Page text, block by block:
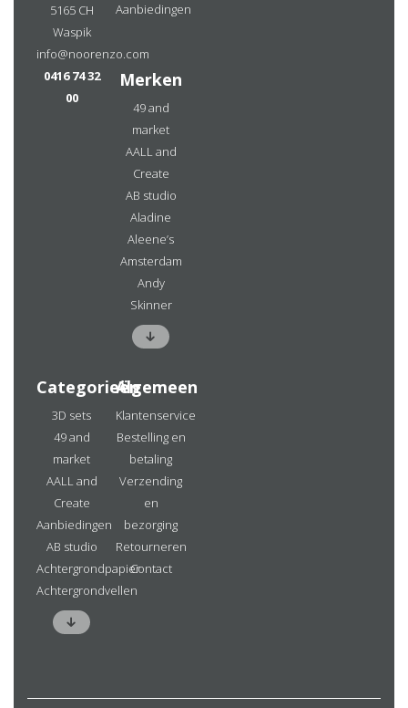
5165 CH
Waspik
info@noorenzo.com
0416 74 32
00
Aanbiedingen
Merken
49 and
market
AALL and
Create
AB studio
Aladine
Aleene’s
Amsterdam
Andy
Skinner
Categorieën
3D sets
49 and
market
AALL and
Create
Aanbiedingen
AB studio
Achtergrondpapier
Achtergrondvellen
Algemeen
Klantenservice
Bestelling en
betaling
Verzending
en
bezorging
Retourneren
Contact